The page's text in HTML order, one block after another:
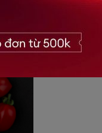
Hàm lượng vitamin C
da cháy nắng khá